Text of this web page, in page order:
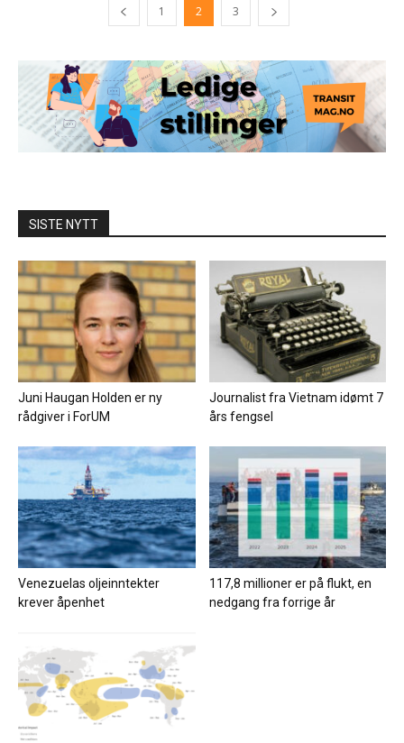
1 2 3
SISTE NYTT
Juni Haugan Holden er ny
rådgiver i ForUM
Journalist fra Vietnam idømt 7
års fengsel
Venezuelas oljeinntekter
krever åpenhet
117,8 millioner er på flukt, en
nedgang fra forrige år